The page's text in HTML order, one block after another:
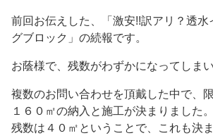
前回お伝えした、「激安!!訳アリ？透水
グブロック」の続報です。
お蔭様で、残数がわずかになってしま
複数のお問い合わせを頂戴した中で、
１６０㎡の納入と施工が決まりました。
残数は４０㎡ということで、これも決